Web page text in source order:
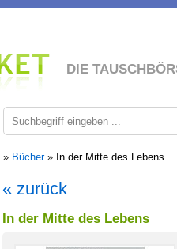
DIE
» Bücher» In der Mitte des Lebens
« zurück
In der Mitte des Lebens